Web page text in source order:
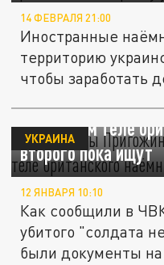
14 ФЕВРАЛЯ 21:00
Иностранные
территорию
чтобы заработать
"Музыканты"
найденном теле
второго пока ищут
УКРАИНА
12 ЯНВАРЯ 10:10
Как сообщили в
убитого "солдата
были документы на